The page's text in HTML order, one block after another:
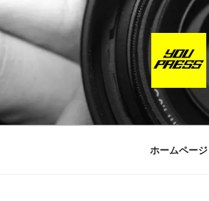
コ
ン
テ
ツ
ス
キ
ホームページ